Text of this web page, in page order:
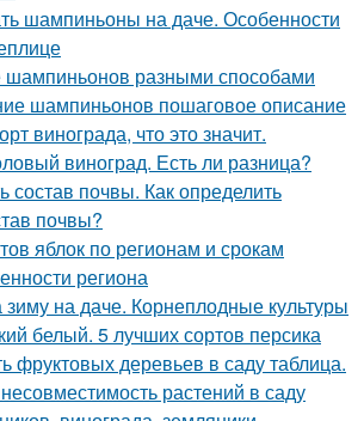
шампиньоны на даче. Особенности
разными способами
шампиньонов пошаговое описание
винограда, что это значит.
виноград. Есть ли разница?
состав почвы. Как определить
почвы?
яблок по регионам и срокам
региона
на даче. Корнеплодные культуры
белый. 5 лучших сортов персика
фруктовых деревьев в саду таблица.
растений в саду